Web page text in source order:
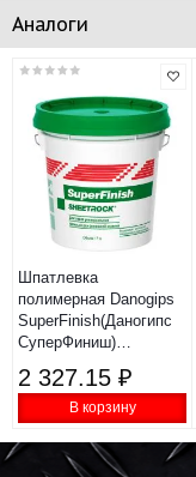
Аналоги
Шпатлевка
полимерная Danogips
SuperFinish(Даногипс
СуперФиниш)
28кг
2 327.15 ₽
В корзину